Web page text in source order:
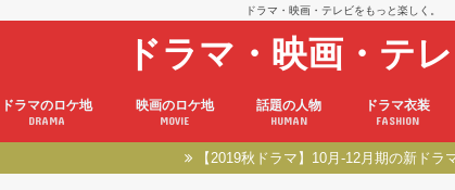
ドラマ・映画・テレビをもっと楽しく。
ドラマ・映画・テ
ドラマのロケ地
DRAMA
映画のロケ地
MOVIE
話題の人物
HUMAN
ドラマ衣装
FASHION
【2019秋ドラマ】10月-12月期の新ドラ